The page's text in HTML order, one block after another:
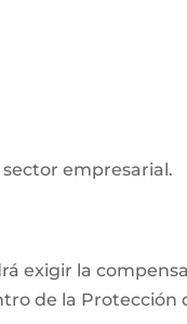
empresarial.
exigir la
de la Protección